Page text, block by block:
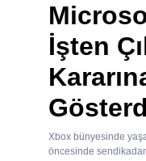
İşten
Xbox bünyesinde
öncesinde